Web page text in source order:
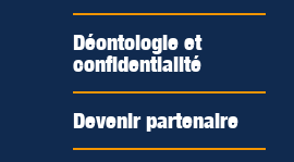
Déontologie et
confidentialité
Devenir partenaire